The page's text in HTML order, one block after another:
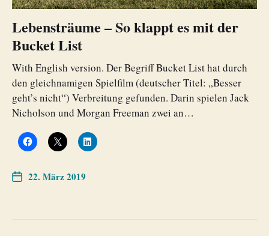
Lebensträume – So klappt es mit der
Bucket List
With English version. Der Begriff Bucket List hat durch
den gleichnamigen Spielfilm (deutscher Titel: „Besser
geht’s nicht“) Verbreitung gefunden. Darin spielen Jack
Nicholson und Morgan Freeman zwei an…
22. März 2019